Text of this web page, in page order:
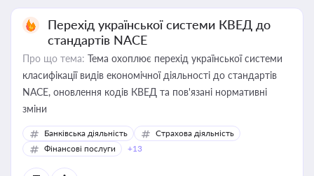
Перехід української системи КВЕД до
стандартів NACE
Про що тема: Тема охоплює перехід української системи
класифікації видів економічної діяльності до стандартів
NACE, оновлення кодів КВЕД та пов'язані нормативні
зміни
Банківська діяльність
Страхова діяльність
Фінансові послуги
+13